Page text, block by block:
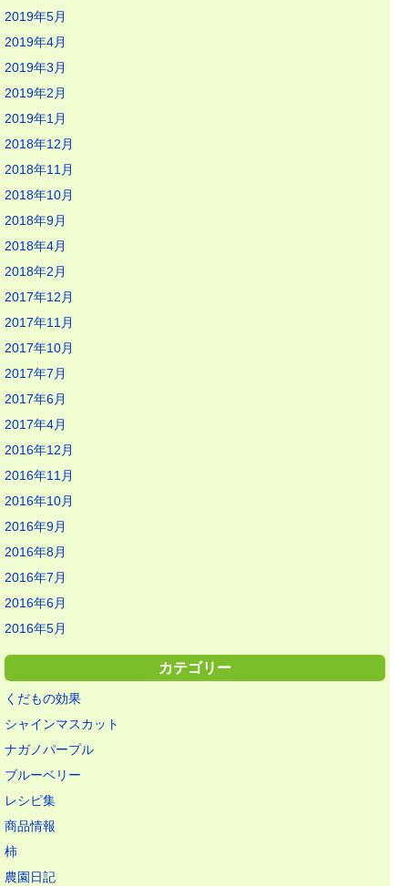
2019年5月
2019年4月
2019年3月
2019年2月
2019年1月
2018年12月
2018年11月
2018年10月
2018年9月
2018年4月
2018年2月
2017年12月
2017年11月
2017年10月
2017年7月
2017年6月
2017年4月
2016年12月
2016年11月
2016年10月
2016年9月
2016年8月
2016年7月
2016年6月
2016年5月
カテゴリー
くだもの効果
シャインマスカット
ナガノパープル
ブルーベリー
レシピ集
商品情報
柿
農園日記